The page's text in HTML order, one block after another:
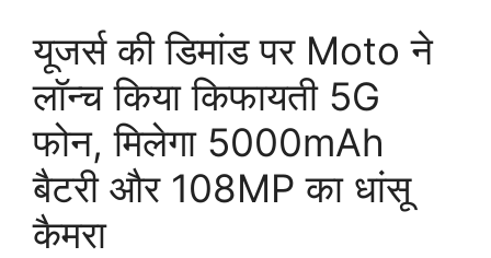
यूजर्स की डिमांड पर Moto ने
लॉन्च किया किफायती 5G
फोन, मिलेगा 5000mAh
बैटरी और 108MP का धांसू
कैमरा